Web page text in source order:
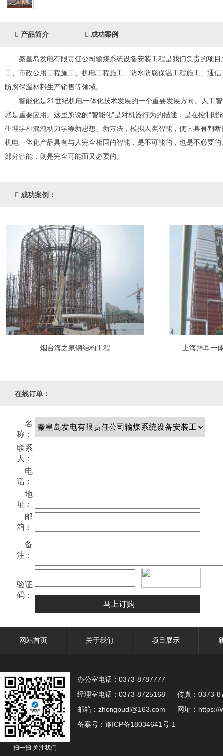
产品简介 成功案例
秦皇岛发电有限责任公司输煤系统设备安装工程是我们负责的项目之一
工 、市政公用工程施工 、机电工程施工、防水防腐保温工程施工、通
防腐保温材料生产销售等领域。
智能化是21世纪机电一体化技术发展的一个重要发展方向。人工
就是重要应用。这里所说的“智能化”是对机器行为的描述，是在控制理论
生理学和混沌动力学等新思想、新方法，模拟人类智能，使它具有判断
机电一体化产品具有与人完全相同的智能，是不可能的，也是不必要的
部分智能 ，则是完全可能而又必要的。
成功案例：
烟台海之泉钢结构工程 上海拜耳一
陕西盛世实业有限公司不锈钢合金材料炼钢项目
在线订单：
名
称：
联系
人：
电
话 ：
地
址：
邮
箱 ：
备
注 ：
验证
码：
网站首页 关于我们 项目展示
扫一扫 关注我们
办公室电话：0373-8787777
经理室电话：0373-8725168 传真：0373-
邮箱 ：zhongpudl@163.com 网址 ：
备案号： 豫ICP备18034641号-1